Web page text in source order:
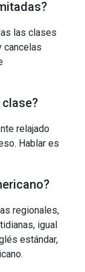
las clases
cancelas
clase?
relajado
Hablar es
regionales,
igual
estándar,